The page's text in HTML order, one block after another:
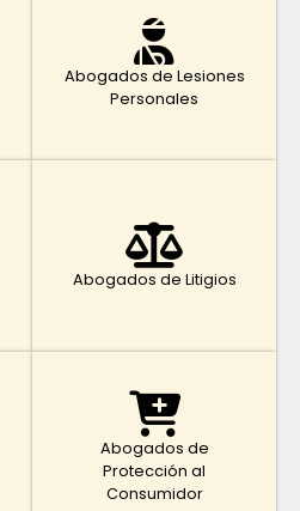
Abogados de Lesiones
Personales
Abogados de Litigios
Abogados de
Protección al
Consumidor